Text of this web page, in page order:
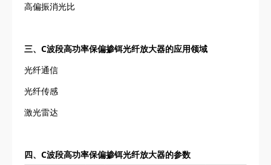
高偏振消光比
三、C波段高功率保偏掺铒光纤放大器的应用领域
光纤通信
光纤传感
激光雷达
四、C波段高功率保偏掺铒光纤放大器的参数